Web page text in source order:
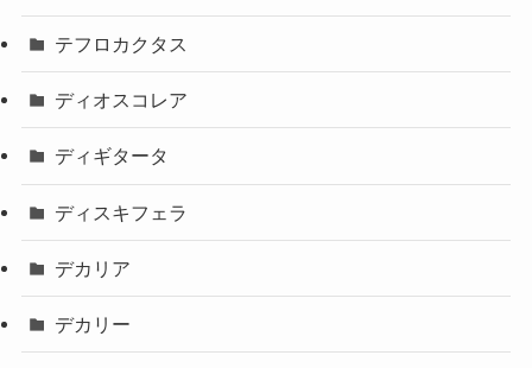
テフロカクタス
ディオスコレア
ディギタータ
ディスキフェラ
デカリア
デカリー